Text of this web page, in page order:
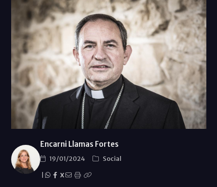
Encarni Llamas Fortes
19/01/2024
Social
X